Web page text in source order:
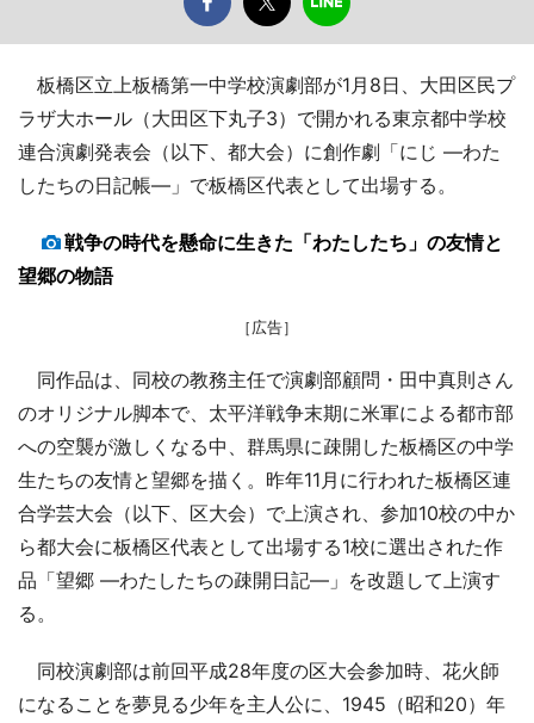
板橋区立上板橋第一中学校演劇部が1月8日、大田区民プ
ラザ大ホール（大田区下丸子3）で開かれる東京都中学校
連合演劇発表会（以下、都大会）に創作劇「にじ ―わた
したちの日記帳―」で板橋区代表として出場する。
戦争の時代を懸命に生きた「わたしたち」の友情と
望郷の物語
［広告］
同作品は、同校の教務主任で演劇部顧問・田中真則さん
のオリジナル脚本で、太平洋戦争末期に米軍による都市部
への空襲が激しくなる中、群馬県に疎開した板橋区の中学
生たちの友情と望郷を描く。昨年11月に行われた板橋区連
合学芸大会（以下、区大会）で上演され、参加10校の中か
ら都大会に板橋区代表として出場する1校に選出された作
品「望郷 ―わたしたちの疎開日記―」を改題して上演す
る。
同校演劇部は前回平成28年度の区大会参加時、花火師
になることを夢見る少年を主人公に、1945（昭和20）年